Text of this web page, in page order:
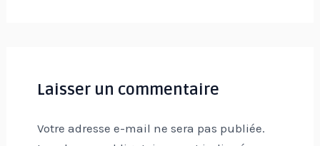
Laisser un commentaire
Votre adresse e-mail ne sera pas publiée.